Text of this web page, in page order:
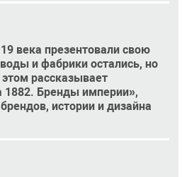
века презентовали свою
и фабрики остались, но
рассказывает
1882. Бренды империи»,
истории и дизайна